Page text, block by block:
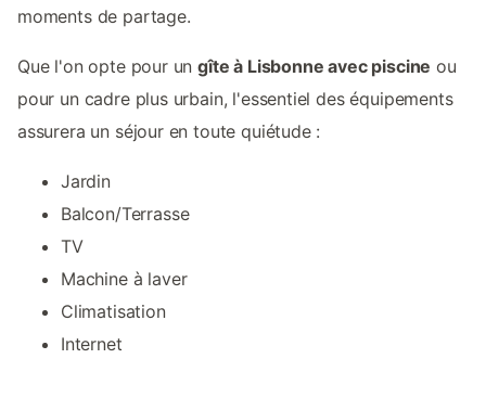
moments de partage.
Que l'on opte pour ungîte à Lisbonne avec piscine ou
pour un cadre plus urbain, l'essentiel des équipements
assurera un séjour en toute quiétude :
Jardin
Balcon/Terrasse
TV
Machine à laver
Climatisation
Internet